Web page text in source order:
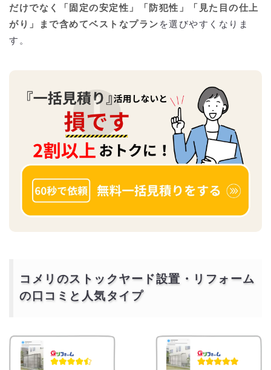
だけでなく「固定の安定性」「防犯性」「見た目の仕上
がり」まで含めてベストなプラン を選びやすくなりま
す。
コメリのストックヤード設置・リフォーム
の口コミと人気タイプ